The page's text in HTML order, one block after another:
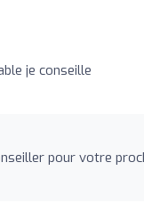
je conseille
pour votre